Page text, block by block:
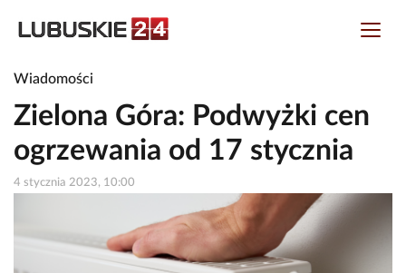
Wiadomości
Zielona Góra: Podwyżki cen
ogrzewania od 17 stycznia
4 stycznia 2023, 10:00